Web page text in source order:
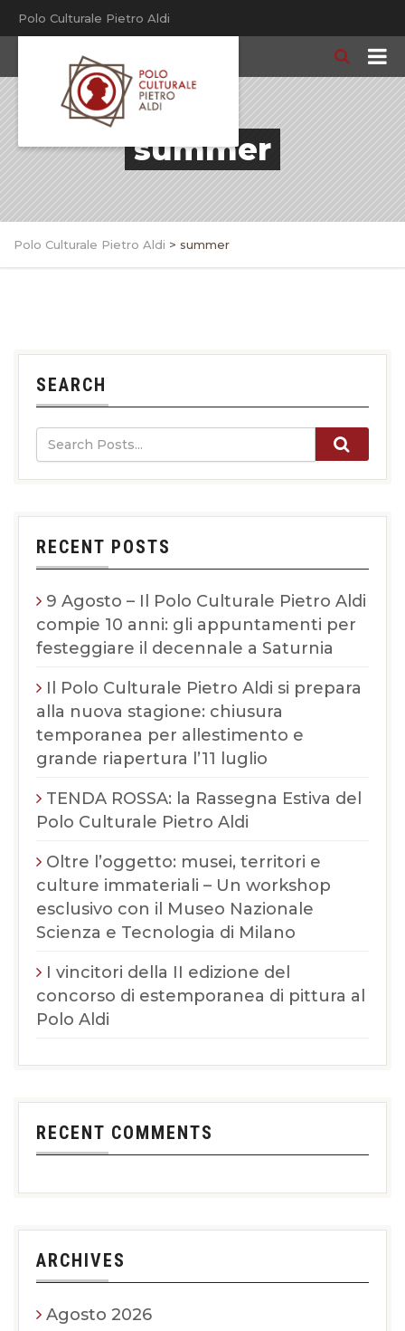
Polo Culturale Pietro Aldi
summer
Polo Culturale Pietro Aldi > summer
SEARCH
RECENT POSTS
9 Agosto – Il Polo Culturale Pietro Aldi
compie 10 anni: gli appuntamenti per
festeggiare il decennale a Saturnia
Il Polo Culturale Pietro Aldi si prepara
alla nuova stagione: chiusura
temporanea per allestimento e
grande riapertura l’11 luglio
TENDA ROSSA: la Rassegna Estiva del
Polo Culturale Pietro Aldi
Oltre l’oggetto: musei, territori e
culture immateriali – Un workshop
esclusivo con il Museo Nazionale
Scienza e Tecnologia di Milano
I vincitori della II edizione del
concorso di estemporanea di pittura al
Polo Aldi
RECENT COMMENTS
ARCHIVES
Agosto 2026